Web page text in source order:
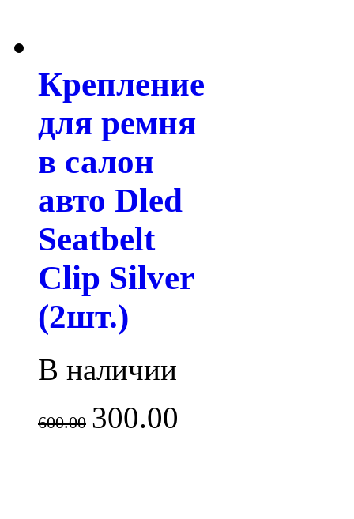
Крепление
для ремня
в салон
авто Dled
Seatbelt
Clip Silver
(2шт.)
В наличии
600.00 300.00